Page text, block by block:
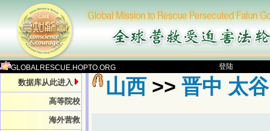
GLOBALRESCUE.HOPTO.ORG 登陆
数据库从此进入
高等院校
海外营救
山西 >> 晋中 太